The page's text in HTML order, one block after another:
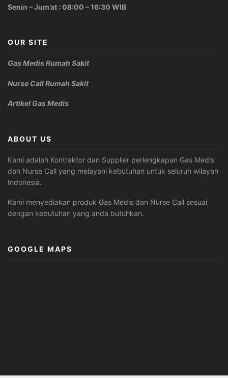
Senin – Jum’at : 08:00 – 16:30 WIB
OUR SITE
Gas Medis Rumah Sakit
Nurse Call Rumah Sakit
Artikel Gas Medis
ABOUT US
Kami adalah Kontraktor dan Supplier perlengkapan Gas Medis
dan Nurse Call yang melayani kebutuhan untuk seluruh wilayah
Indonesia.
Kami menyediakan produk Gas Medis dan Nurse Call sesuai
dengan kebutuhan yang anda butuhkan.
GOOGLE MAPS